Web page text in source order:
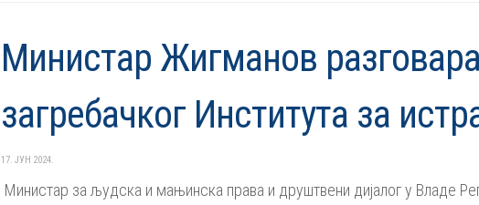
Министар Жигманов
загребачког Института за
17. ЈУН 2024.
Министар за људска и мањинска права и друштвени дијалог у Владе